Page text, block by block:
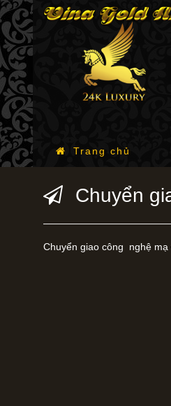
Trang chủ
Chuyển
Chuyển giao công nghệ mạ